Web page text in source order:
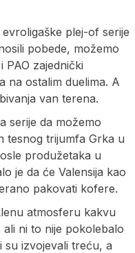
plej-of serije
pobede, možemo
PAO zajednički
na ostalim duelima. A
van terena.
serije da možemo
tesnog trijumfa Grka u
produžetaka u
je da će Valensija kao
pakovati kofere.
atmosferu kakvu
ali ni to nije pokolebalo
su izvojevali treću, a